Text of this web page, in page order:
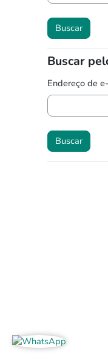
Buscar
Buscar
Endereço de